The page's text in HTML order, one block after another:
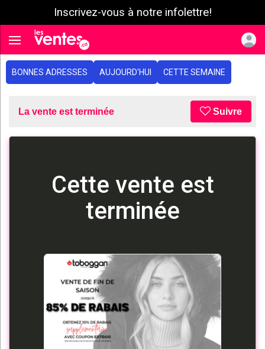
Inscrivez-vous à notre infolettre!
Toggle navigation
BONNES ADRESSES AUJOURD'HUI CETTE SEMAINE
La vente est terminée Suivre
Cette vente est
terminée